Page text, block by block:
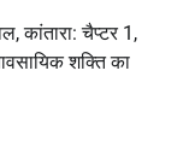
कांतारा: चैप्टर 1,
शक्ति का